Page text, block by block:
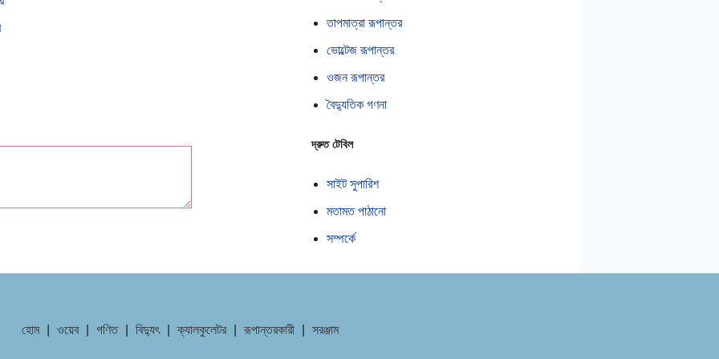
তাপমাত্রা রূপান্তর
ভোল্টেজ রূপান্তর
ওজন রূপান্তর
বৈদ্যুতিক গণনা
দ্রুত টেবিল
সাইট সুপারিশ
মতামত পাঠানো
সম্পর্কে
হোম ওয়েব গণিত বিদ্যুৎ ক্যালকুলেটর রূপান্তরকারী সরঞ্জাম